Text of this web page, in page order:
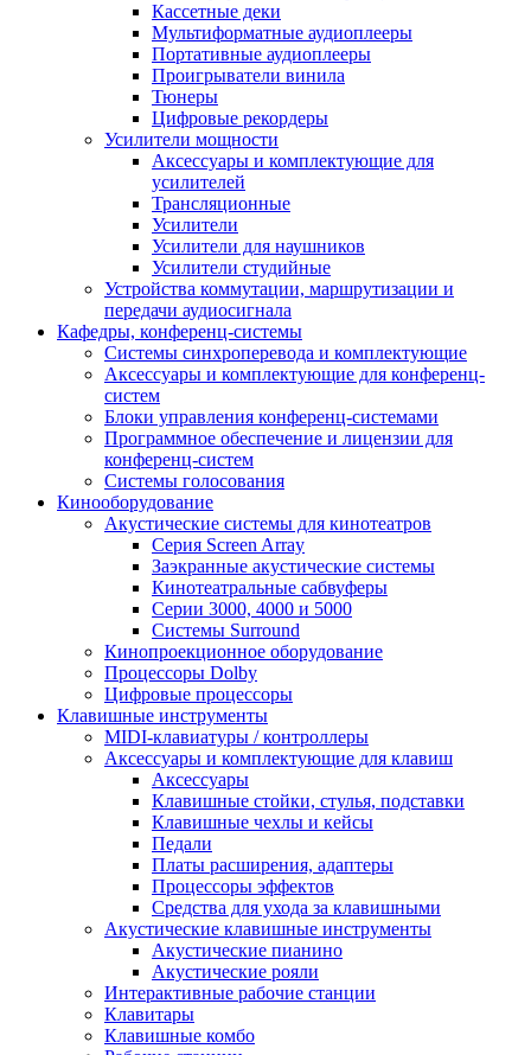
Кассетные деки
Мультиформатные аудиоплееры
Портативные аудиоплееры
Проигрыватели винила
Тюнеры
Цифровые рекордеры
Усилители мощности
Аксессуары и комплектующие для
усилителей
Трансляционные
Усилители
Усилители для наушников
Усилители студийные
Устройства коммутации, маршрутизации и
передачи аудиосигнала
Кафедры, конференц-системы
Cистемы синхроперевода и комплектующие
Аксессуары и комплектующие для конференц-
систем
Блоки управления конференц-системами
Программное обеспечение и лицензии для
конференц-систем
Системы голосования
Кинооборудование
Акустические системы для кинотеатров
Cерия Screen Array
Заэкранные акустические системы
Кинотеатральные сабвуферы
Серии 3000, 4000 и 5000
Системы Surround
Кинопроекционное оборудование
Процессоры Dolby
Цифровые процессоры
Клавишные инструменты
MIDI-клавиатуры / контроллеры
Аксессуары и комплектующие для клавиш
Аксессуары
Клавишные стойки, стулья, подставки
Клавишные чехлы и кейсы
Педали
Платы расширения, адаптеры
Процессоры эффектов
Средства для ухода за клавишными
Акустические клавишные инструменты
Акустические пианино
Акустические рояли
Интерактивные рабочие станции
Клавитары
Клавишные комбо